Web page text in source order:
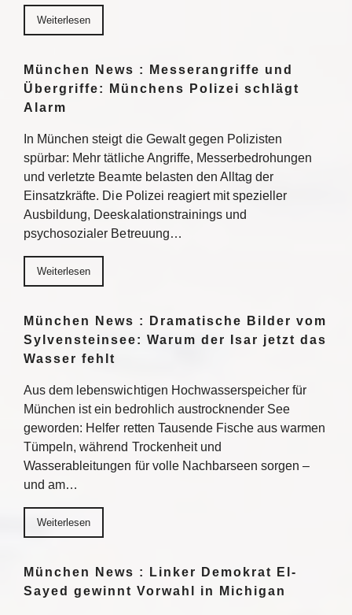
Weiterlesen
München News : Messerangriffe und
Übergriffe: Münchens Polizei schlägt
Alarm
In München steigt die Gewalt gegen Polizisten
spürbar: Mehr tätliche Angriffe, Messerbedrohungen
und verletzte Beamte belasten den Alltag der
Einsatzkräfte. Die Polizei reagiert mit spezieller
Ausbildung, Deeskalationstrainings und
psychosozialer Betreuung…
Weiterlesen
München News : Dramatische Bilder vom
Sylvensteinsee: Warum der Isar jetzt das
Wasser fehlt
Aus dem lebenswichtigen Hochwasserspeicher für
München ist ein bedrohlich austrocknender See
geworden: Helfer retten Tausende Fische aus warmen
Tümpeln, während Trockenheit und
Wasserableitungen für volle Nachbarseen sorgen –
und am…
Weiterlesen
München News : Linker Demokrat El-
Sayed gewinnt Vorwahl in Michigan